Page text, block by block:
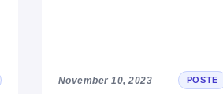
November 10, 2023 POSTE